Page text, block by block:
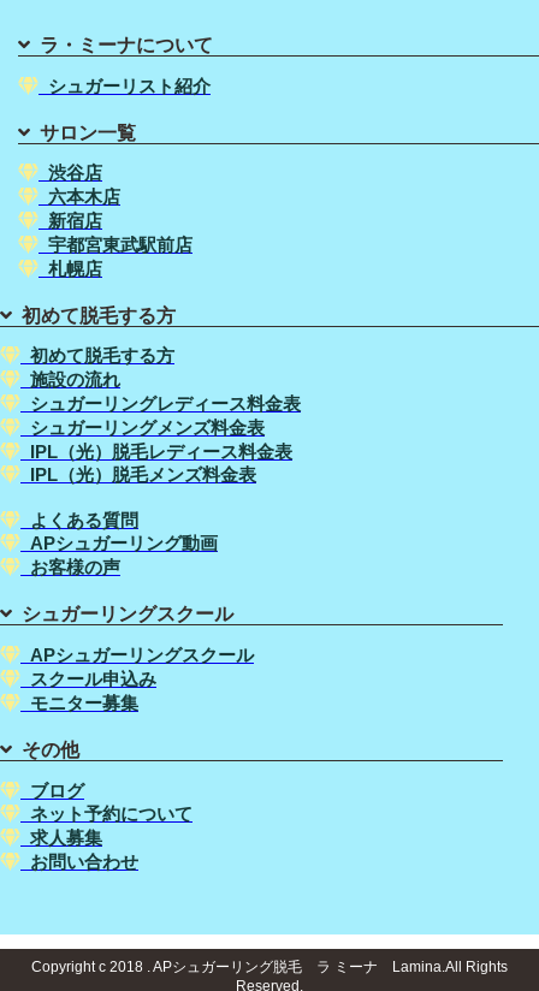
ラ・ミーナについて
シュガーリスト紹介
サロン一覧
渋谷店
六本木店
新宿店
宇都宮東武駅前店
札幌店
初めて脱毛する方
初めて脱毛する方
施設の流れ
シュガーリングレディース料金表
シュガーリングメンズ料金表
IPL（光）脱毛レディース料金表
IPL（光）脱毛メンズ料金表
よくある質問
APシュガーリング動画
お客様の声
シュガーリングスクール
APシュガーリングスクール
スクール申込み
モニター募集
その他
ブログ
ネット予約について
求人募集
お問い合わせ
Copyright c 2018 . APシュガーリング脱毛 ラ ミーナ Lamina.All Rights
Reserved.